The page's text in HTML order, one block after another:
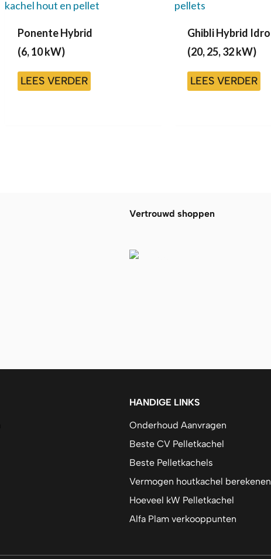
Ponente Hybrid
(6, 10 kW)
LEES VERDER
Ghibli Hybrid Idro
(20, 25, 32 kW)
LEES VERDER
Vertrouwd shoppen
HANDIGE LINKS
Onderhoud Aanvragen
Beste CV Pelletkachel
Beste Pelletkachels
Vermogen houtkachel berekenen
Hoeveel kW Pelletkachel
Alfa Plam verkooppunten